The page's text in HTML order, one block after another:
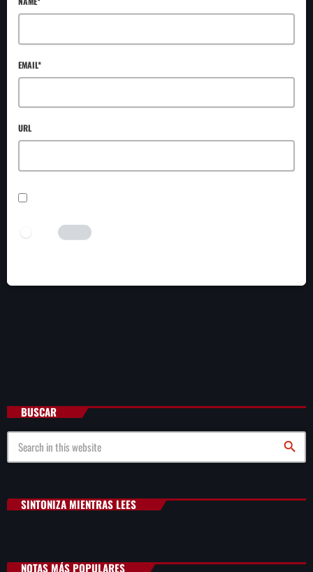
EMAIL*
URL
I AM HUMAN
BUSCAR
search
SINTONIZA MIENTRAS LEES
NOTAS MÁS POPULARES